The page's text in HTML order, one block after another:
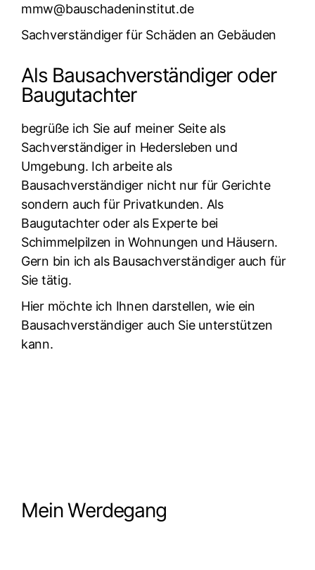
mmw@bauschadeninstitut.de
Sachverständiger für Schäden an Gebäuden
Als Bausachverständiger oder
Baugutachter
begrüße ich Sie auf meiner Seite als
Sachverständiger in Hedersleben und
Umgebung. Ich arbeite als
Bausachverständiger nicht nur für Gerichte
sondern auch für Privatkunden. Als
Baugutachter oder als Experte bei
Schimmelpilzen in Wohnungen und Häusern.
Gern bin ich als Bausachverständiger auch für
Sie tätig.
Hier möchte ich Ihnen darstellen, wie ein
Bausachverständiger auch Sie unterstützen
kann.
Mein Werdegang